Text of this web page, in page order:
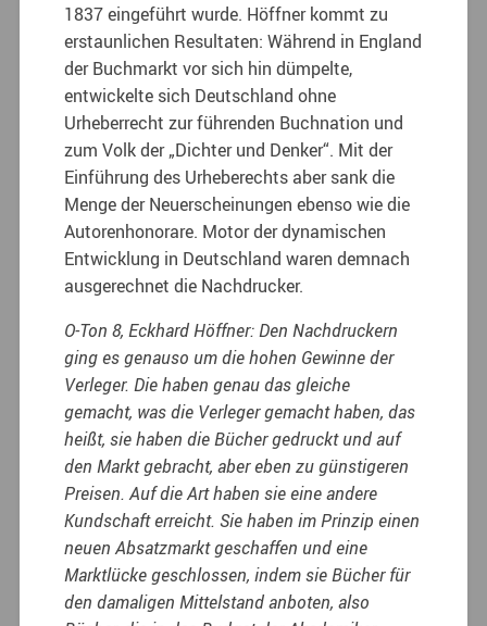
1837 eingeführt wurde. Höffner kommt zu
erstaunlichen Resultaten: Während in England
der Buchmarkt vor sich hin dümpelte,
entwickelte sich Deutschland ohne
Urheberrecht zur führenden Buchnation und
zum Volk der „Dichter und Denker“. Mit der
Einführung des Urheberechts aber sank die
Menge der Neuerscheinungen ebenso wie die
Autorenhonorare. Motor der dynamischen
Entwicklung in Deutschland waren demnach
ausgerechnet die Nachdrucker.
O-Ton 8, Eckhard Höffner: Den Nachdruckern
ging es genauso um die hohen Gewinne der
Verleger. Die haben genau das gleiche
gemacht, was die Verleger gemacht haben, das
heißt, sie haben die Bücher gedruckt und auf
den Markt gebracht, aber eben zu günstigeren
Preisen. Auf die Art haben sie eine andere
Kundschaft erreicht. Sie haben im Prinzip einen
neuen Absatzmarkt geschaffen und eine
Marktlücke geschlossen, indem sie Bücher für
den damaligen Mittelstand anboten, also